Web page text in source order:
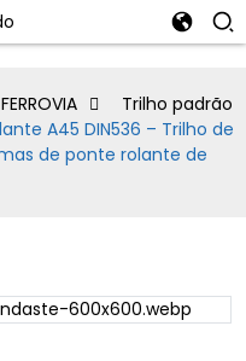
Trilho padrão
A45 DIN536 – Trilho de
de ponte rolante de